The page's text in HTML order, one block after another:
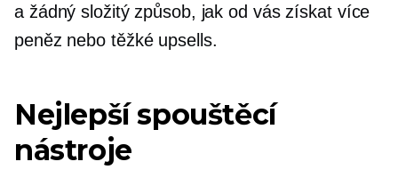
a žádný složitý způsob, jak od vás získat více
peněz nebo těžké upsells.
Nejlepší spouštěcí
nástroje